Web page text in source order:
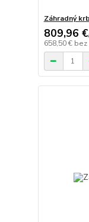
Záhradný
809,96 €
658,50 € bez